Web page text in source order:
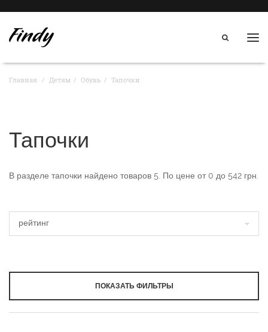
Главная Детям Обувь Тапочки
Тапочки
В разделе тапочки найдено товаров 5 . По цене от0 до 542 грн.
ПОКАЗАТЬ ФИЛЬТРЫ